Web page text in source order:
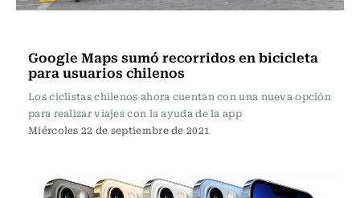
Google Maps sumó recorridos en bicicleta
para usuarios chilenos
Los ciclistas chilenos ahora cuentan con una nueva opción
para realizar viajes con la ayuda de la app
Miércoles 22 de septiembre de 2021